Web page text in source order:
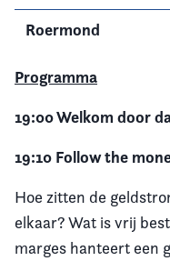
Roermond
Programma
19:00 Welkom door
19:10 Follow the
Hoe zitten de
elkaar? Wat is vrij
marges hanteert een